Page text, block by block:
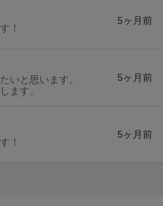
！
5ヶ月前
いと思います。
ます。
5ヶ月前
！
5ヶ月前